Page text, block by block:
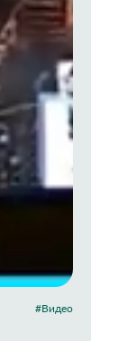
#Видео